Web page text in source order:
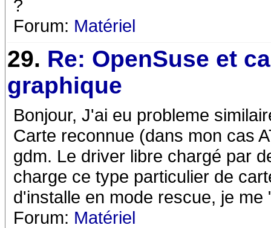
?
Forum: Matériel
29. Re: OpenSuse et
graphique
Bonjour, J'ai eu probleme
Carte reconnue (dans mon cas
gdm. Le driver libre chargé par
charge ce type particulier de
d'installe en mode rescue, je
Forum: Matériel